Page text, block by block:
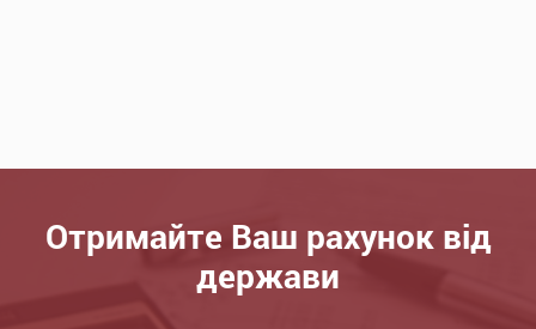
Отримайте Ваш рахунок від
держави